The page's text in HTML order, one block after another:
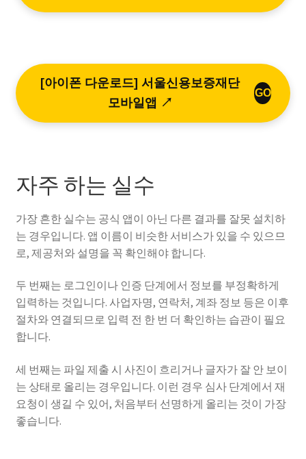
[아이폰 다운로드] 서울신용보증재단
모바일앱 ↗
GO
자주 하는 실수
가장 흔한 실수는 공식 앱이 아닌 다른 결과를 잘못 설치하
는 경우입니다. 앱 이름이 비슷한 서비스가 있을 수 있으므
로, 제공처와 설명을 꼭 확인해야 합니다.
두 번째는 로그인이나 인증 단계에서 정보를 부정확하게
입력하는 것입니다. 사업자명, 연락처, 계좌 정보 등은 이후
절차와 연결되므로 입력 전 한 번 더 확인하는 습관이 필요
합니다.
세 번째는 파일 제출 시 사진이 흐리거나 글자가 잘 안 보이
는 상태로 올리는 경우입니다. 이런 경우 심사 단계에서 재
요청이 생길 수 있어, 처음부터 선명하게 올리는 것이 가장
좋습니다.